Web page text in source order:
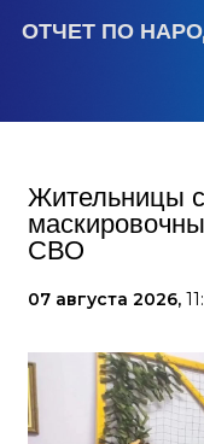
ОТЧЕТ ПО
Жительницы
СВО
07 августа 2026,